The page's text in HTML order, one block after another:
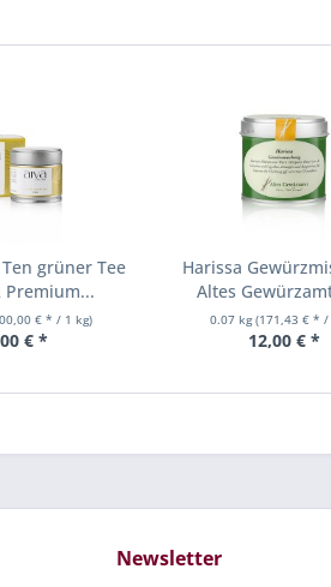
grüner Tee
Premium...
€ * / 1 kg)
€ *
Harissa
Altes
0.07 kg(171,43 € * /
12,00 € *
Newsletter